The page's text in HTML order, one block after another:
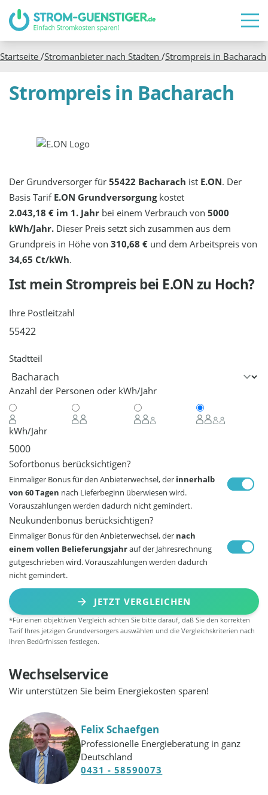
Startseite /Stromanbieter nach Städten /Strompreis in Bacharach
Strompreis in Bacharach
Der Grundversorger für55422 Bacharach ist E.ON. Der
Basis Tarif E.ON Grundversorgungkostet
2.043,18 € im 1. Jahr bei einem Verbrauch von5000
kWh/Jahr. Dieser Preis setzt sich zusammen aus dem
Grundpreis in Höhe von310,68 € und dem Arbeitspreis von
34,65 Ct/kWh.
Ist mein Strompreis bei E.ONzu Hoch?
Ihre Postleitzahl
Stadtteil
Anzahl der Personen oder kWh/Jahr
kWh/Jahr
Sofortbonus berücksichtigen?
Einmaliger Bonus für den Anbieterwechsel, der innerhalb
von 60 Tagen nach Lieferbeginn überwiesen wird.
Vorauszahlungen werden dadurch nicht gemindert.
Neukundenbonus berücksichtigen?
Einmaliger Bonus für den Anbieterwechsel, der nach
einem vollen Belieferungsjahrauf der Jahresrechnung
gutgeschrieben wird. Vorauszahlungen werden dadurch
nicht gemindert.
JETZT VERGLEICHEN
*Für einen objektiven Vergleich achten Sie bitte darauf, daß Sie den korrekten
Tarif Ihres jetzigen Grundversorgers auswählen und die Vergleichskriterien nach
Ihren Bedürfnissen festlegen.
Wechselservice
Wir unterstützen Sie beim Energiekosten sparen!
Felix Schaefgen
Professionelle Energieberatung in ganz
Deutschland
0431 - 58590073